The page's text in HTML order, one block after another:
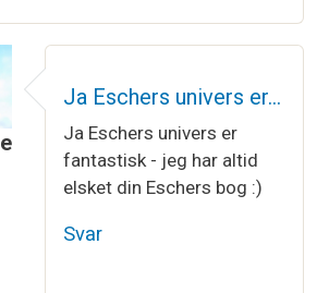
Möbius båndetaf mor
Ja Eschers univers er…
Ja Eschers univers er
fantastisk - jeg har altid
elsket din Eschers bog :)
Svar